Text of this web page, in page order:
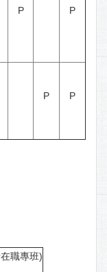
P P
P P
職專班)